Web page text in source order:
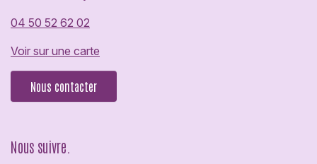
04 50 52 62 02
Voir sur une carte
Nous contacter
Nous suivre.